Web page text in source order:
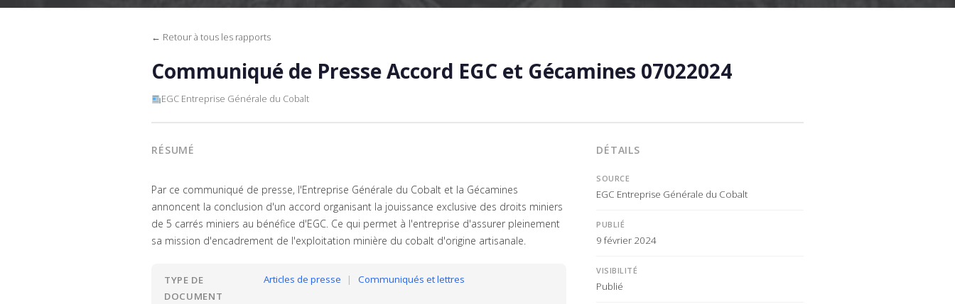
← Retour à tous les rapports
Communiqué de Presse Accord EGC et Gécamines 07022024
EGC Entreprise Générale du Cobalt
RÉSUMÉ
Par ce communiqué de presse, l'Entreprise Générale du Cobalt et la Gécamines
annoncent la conclusion d'un accord organisant la jouissance exclusive des droits miniers
de 5 carrés miniers au bénéfice d'EGC. Ce qui permet à l'entreprise d'assurer pleinement
sa mission d'encadrement de l'exploitation minière du cobalt d'origine artisanale.
TYPE DE
DOCUMENT
Articles de presse | Communiqués et lettres
DÉTAILS
SOURCE
EGC Entreprise Générale du Cobalt
PUBLIÉ
9 février 2024
VISIBILITÉ
Publié